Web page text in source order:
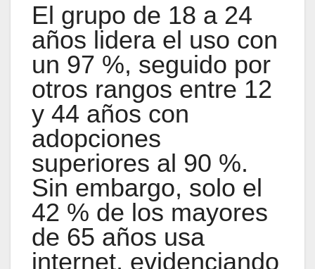
El grupo de 18 a 24
años lidera el uso con
un 97 %, seguido por
otros rangos entre 12
y 44 años con
adopciones
superiores al 90 %.
Sin embargo, solo el
42 % de los mayores
de 65 años usa
internet, evidenciando